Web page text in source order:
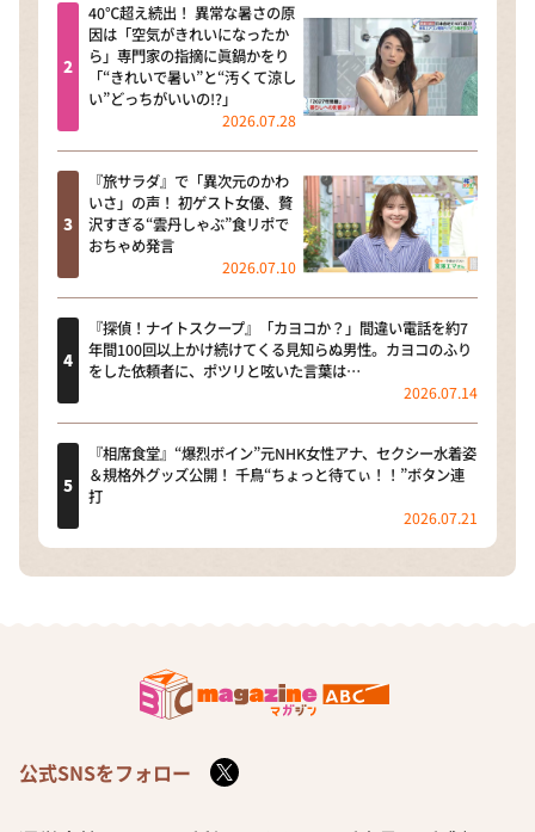
ポツンと一軒家
ザキ山小屋本館
ぺこぱのまるスポ
40℃超え続出！ 異常な暑さの原
因は「空気がきれいになったか
ら」専門家の指摘に眞鍋かをり
「“きれいで暑い”と“汚くて涼し
い”どっちがいいの!?」
2026.07.28
『旅サラダ』で「異次元のかわ
いさ」の声！ 初ゲスト女優、贅
沢すぎる“雲丹しゃぶ”食リポで
おちゃめ発言
2026.07.10
『探偵！ナイトスクープ』「カヨコか？」間違い電話を約7
年間100回以上かけ続けてくる見知らぬ男性。カヨコのふり
をした依頼者に、ポツリと呟いた言葉は…
2026.07.14
『相席食堂』“爆烈ボイン”元NHK女性アナ、セクシー水着姿
＆規格外グッズ公開！ 千鳥“ちょっと待てぃ！！”ボタン連
打
2026.07.21
公式SNSをフォロー